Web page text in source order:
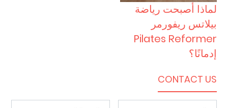
لماذا أصبحت رياضة
بيلاتس ريفورمر
Pilates Reformer
إدمانًا؟
CONTACT US